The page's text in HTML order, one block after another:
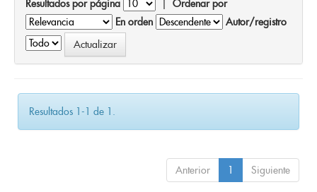
Resultados por página | Ordenar por
En orden
Autor/registro
Resultados 1-1 de 1.
Anterior 1 Siguiente